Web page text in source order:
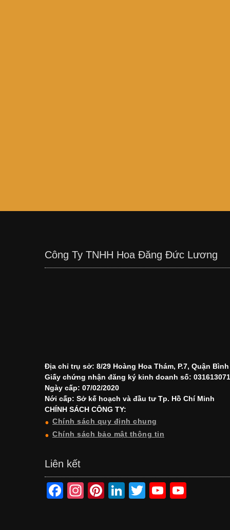
Công Ty TNHH Hoa Đăng Đức Lương
Địa chỉ trụ sở: 8/29 Hoàng Hoa Thám, P.7, Quận Bình
Giấy chứng nhận đăng ký kinh doanh số:
Ngày cấp: 07/02/2020
Nới cấp: Sở kế hoạch và đầu tư Tp. Hồ Chí Minh
CHÍNH SÁCH CÔNG TY:
Chính sách quy định chung
Chính sách bảo mật thông tin
Liên kết
F
In
Pi
Li
T
Y